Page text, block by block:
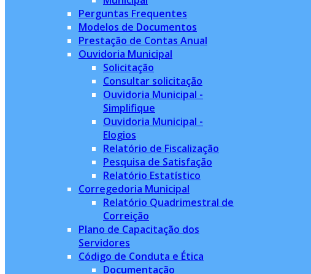
Perguntas Frequentes
Modelos de Documentos
Prestação de Contas Anual
Ouvidoria Municipal
Solicitação
Consultar solicitação
Ouvidoria Municipal -
Simplifique
Ouvidoria Municipal -
Elogios
Relatório de Fiscalização
Pesquisa de Satisfação
Relatório Estatístico
Corregedoria Municipal
Relatório Quadrimestral de
Correição
Plano de Capacitação dos
Servidores
Código de Conduta e Ética
Documentação